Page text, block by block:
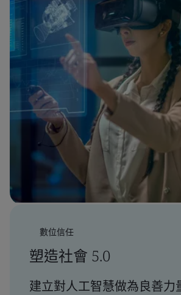
數位信任
塑造社會 5.0
建立對人工智慧做為良善力